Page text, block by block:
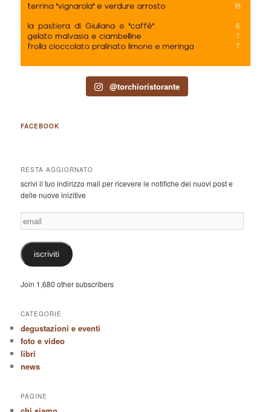
@torchioristorante
FACEBOOK
RESTA AGGIORNATO
scrivi il tuo indirizzo mail per ricevere le notifiche dei nuovi post e
delle nuove inizitive
email
iscriviti
Join 1,680 other subscribers
CATEGORIE
degustazioni e eventi
foto e video
libri
news
PAGINE